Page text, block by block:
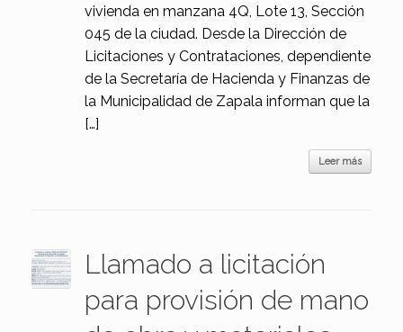
vivienda en manzana 4Q, Lote 13, Sección
045 de la ciudad. Desde la Dirección de
Licitaciones y Contrataciones, dependiente
de la Secretaría de Hacienda y Finanzas de
la Municipalidad de Zapala informan que la
[…]
Leer más
Llamado a licitación
para provisión de mano